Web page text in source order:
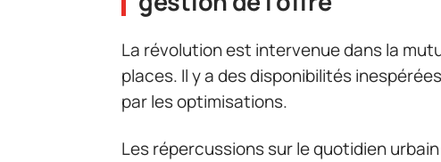
La révolution est intervenue dans la
places. Il y a des disponibilités
par les optimisations.
Les répercussions sur le quotidien